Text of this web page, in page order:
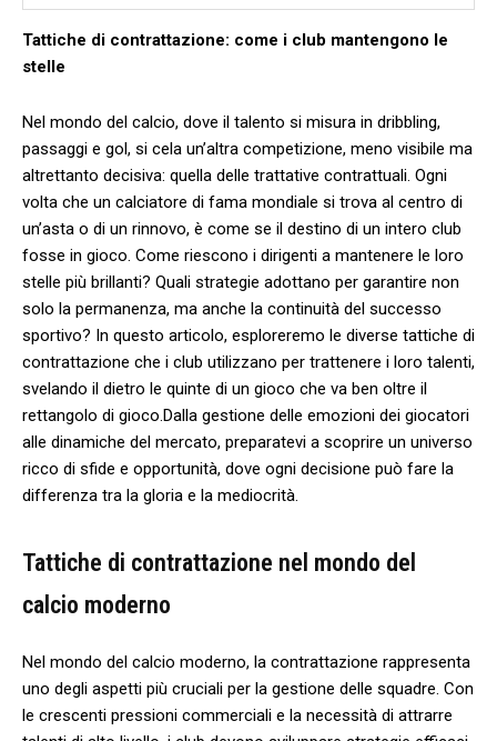
Tattiche di contrattazione: come i club mantengono le
stelle
Nel ⁣mondo del calcio, dove il talento si misura in dribbling,
passaggi e gol, si cela ‍un’altra competizione, meno visibile ma
altrettanto decisiva: quella delle trattative contrattuali. Ogni
volta che un calciatore di fama mondiale si trova al centro di
un’asta o di un rinnovo, è come se il destino di un intero ⁤club
fosse ​in gioco. Come riescono i ⁤dirigenti a mantenere le loro
stelle più brillanti? Quali strategie adottano per garantire non
solo la ⁣permanenza, ma anche la continuità del successo
sportivo? In questo articolo, esploreremo​ le diverse tattiche ⁣di⁣
contrattazione che i club utilizzano per trattenere i loro talenti,
svelando il dietro le quinte di un gioco‍ che⁢ va ben oltre il
rettangolo ‍di gioco.Dalla gestione delle emozioni dei giocatori
alle​ dinamiche del mercato, preparatevi a scoprire un universo
ricco di sfide e opportunità, dove ogni decisione può‌ fare‌ la
differenza tra⁣ la gloria e la mediocrità.
Tattiche di contrattazione nel⁤ mondo del
calcio moderno
Nel mondo ‌del calcio moderno, la contrattazione rappresenta
uno degli aspetti più cruciali per‍ la ‌gestione delle squadre. Con
le crescenti pressioni commerciali e la necessità di attrarre